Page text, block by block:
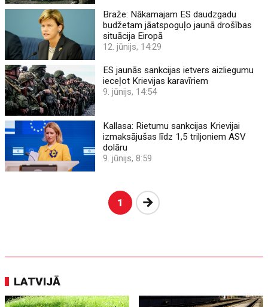
Braže: Nākamajam ES daudzgadu
budžetam jāatspoguļo jaunā drošības
situācija Eiropā
12. jūnijs, 14:29
ES jaunās sankcijas ietvers aizliegumu
ieceļot Krievijas karavīriem
9. jūnijs, 14:54
Kallasa: Rietumu sankcijas Krievijai
izmaksājušas līdz 1,5 triljoniem ASV
dolāru
9. jūnijs, 8:59
1 Nākošā
LATVIJĀ